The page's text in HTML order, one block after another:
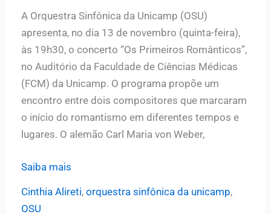
A Orquestra Sinfônica da Unicamp (OSU)
apresenta, no dia 13 de novembro (quinta-feira),
às 19h30, o concerto “Os Primeiros Românticos”,
no Auditório da Faculdade de Ciências Médicas
(FCM) da Unicamp. O programa propõe um
encontro entre dois compositores que marcaram
o início do romantismo em diferentes tempos e
lugares. O alemão Carl Maria von Weber,
OSU
Saiba mais
Cinthia Alireti, orquestra sinfônica da unicamp,
OSU